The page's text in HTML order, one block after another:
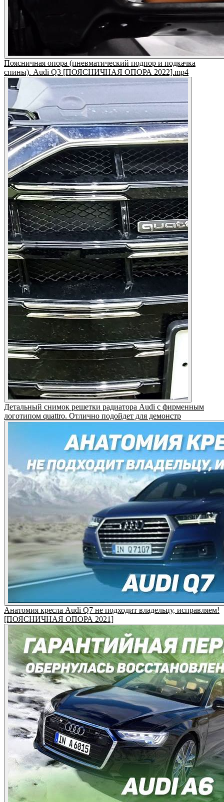
Поясничная опора (пневматический подпор и подкачка
спины). Audi Q3 [ПОЯСНИЧНАЯ ОПОРА 2022].mp4
Детальный снимок решетки радиатора Audi с фирменным
логотипом quattro. Отлично подойдет для демонстр
Анатомия кресла Audi Q7 не подходит владельцу, исправляем!
[ПОЯСНИЧНАЯ ОПОРА 2021]